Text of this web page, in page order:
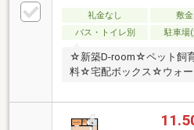
礼金なし 敷
バス・トイレ別
駐車場
☆新築D-room☆ペット飼
料☆宅配ボックス☆ウォ